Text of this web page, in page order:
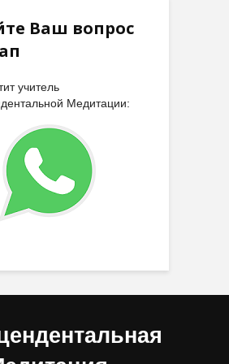
Ваш вопрос
учитель
Медитации: